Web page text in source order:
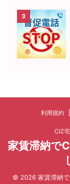
3
利用規約
CIZ
家賃滞納で
© 2026 家賃滞納で